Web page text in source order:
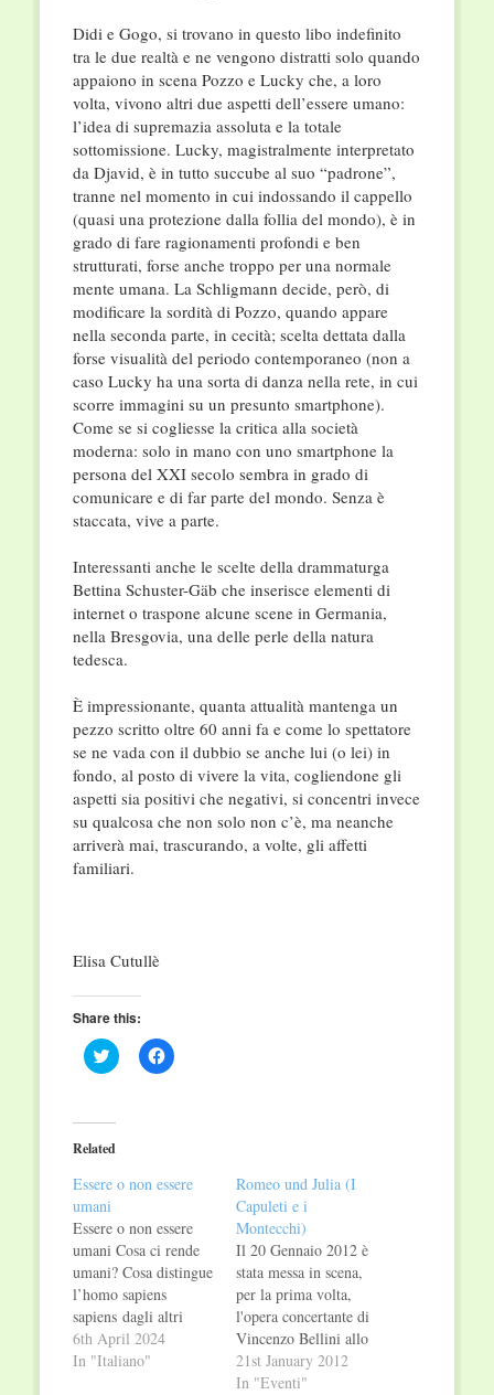
Didi e Gogo, si trovano in questo libo indefinito
tra le due realtà e ne vengono distratti solo quando
appaiono in scena Pozzo e Lucky che, a loro
volta, vivono altri due aspetti dell’essere umano:
l’idea di supremazia assoluta e la totale
sottomissione. Lucky, magistralmente interpretato
da Djavid, è in tutto succube al suo “padrone”,
tranne nel momento in cui indossando il cappello
(quasi una protezione dalla follia del mondo), è in
grado di fare ragionamenti profondi e ben
strutturati, forse anche troppo per una normale
mente umana. La Schligmann decide, però, di
modificare la sordità di Pozzo, quando appare
nella seconda parte, in cecità; scelta dettata dalla
forse visualità del periodo contemporaneo (non a
caso Lucky ha una sorta di danza nella rete, in cui
scorre immagini su un presunto smartphone).
Come se si cogliesse la critica alla società
moderna: solo in mano con uno smartphone la
persona del XXI secolo sembra in grado di
comunicare e di far parte del mondo. Senza è
staccata, vive a parte.
Interessanti anche le scelte della drammaturga
Bettina Schuster-Gäb che inserisce elementi di
internet o traspone alcune scene in Germania,
nella Bresgovia, una delle perle della natura
tedesca.
È impressionante, quanta attualità mantenga un
pezzo scritto oltre 60 anni fa e come lo spettatore
se ne vada con il dubbio se anche lui (o lei) in
fondo, al posto di vivere la vita, cogliendone gli
aspetti sia positivi che negativi, si concentri invece
su qualcosa che non solo non c’è, ma neanche
arriverà mai, trascurando, a volte, gli affetti
familiari.
Elisa Cutullè
Share this:
Click
to
(Opens
in
new
Click
to
Related
Essere o non essere
umani
Essere o non essere
umani Cosa ci rende
umani? Cosa distingue
l’homo sapiens
sapiens dagli altri
primati? Nel plasmare
la nostra esistenza
6th April 2024
In "Italiano"
Romeo und Julia (I
Capuleti e i
Montecchi)
Il 20 Gennaio 2012 è
stata messa in scena,
per la prima volta,
l'opera concertante di
Vincenzo Bellini allo
Staatstheater di
Saarbrücken.
21st January 2012
In "Eventi"